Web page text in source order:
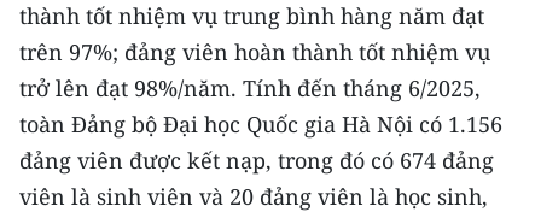
TIN MỚI
TIN ĐỊA PHƯƠNG
Trung du và miền núi phía Bắc
thành tốt nhiệm vụ trung bình hàng năm đạt
trên 97%; đảng viên hoàn thành tốt nhiệm vụ
trở lên đạt 98%/năm. Tính đến tháng 6/2025,
toàn Đảng bộ Đại học Quốc gia Hà Nội có 1.156
đảng viên được kết nạp, trong đó có 674 đảng
viên là sinh viên và 20 đảng viên là học sinh,